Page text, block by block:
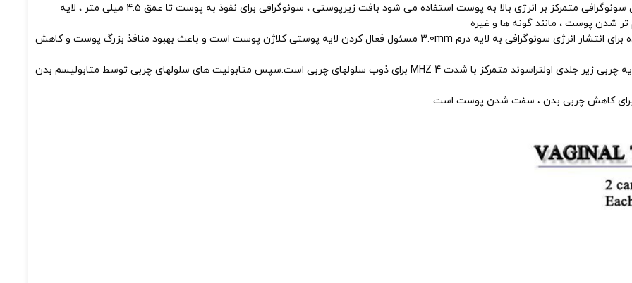
دراین دستگاه یک مبدل DS-4.5mm ، با فرکانس 4MHZ که برای انتقال سونوگرافی متمرکز بر انرژی بالا به پوست استفاده می شود بافت زیرپوستی ، سونوگرافی برای نفوذ به پوست تا عمق 4.5 میلی متر ، لایه
همچنین دارای یک مبدل DS-3.0mm ، با فرکانس 4MHz ، مورد استفاده برای انتشار انرژی سونوگرافی به لایه درم 3.0mm مسئول فعال کردن لایه پوستی کلاژن پوست است و باعث بهبود منافذ بزرگ پوست و کاهش
مبدل DS-6.0mm ، 8.0mm ، 10mm ، 13mm و 16mm مسئول انتقال لایه چربی زیر جلدی اولتراسوند متمرکز با شدت 4 MHZ برای ذوب سلولهای چربی است.سپس متابولیت های سلولهای چربی توسط متابولیسم بدن